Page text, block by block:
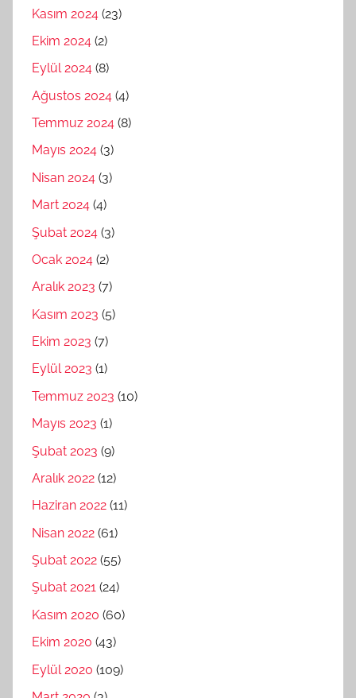
Kasım 2024 (23)
Ekim 2024 (2)
Eylül 2024 (8)
Ağustos 2024 (4)
Temmuz 2024 (8)
Mayıs 2024 (3)
Nisan 2024 (3)
Mart 2024 (4)
Şubat 2024 (3)
Ocak 2024 (2)
Aralık 2023 (7)
Kasım 2023 (5)
Ekim 2023 (7)
Eylül 2023 (1)
Temmuz 2023 (10)
Mayıs 2023 (1)
Şubat 2023 (9)
Aralık 2022 (12)
Haziran 2022 (11)
Nisan 2022 (61)
Şubat 2022 (55)
Şubat 2021 (24)
Kasım 2020 (60)
Ekim 2020 (43)
Eylül 2020 (109)